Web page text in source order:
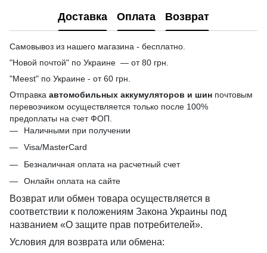
Доставка Оплата Возврат
Самовывоз из нашего магазина - бесплатно.
"Новой почтой" по Украине — от 80 грн.
"Meest" по Украине - от 60 грн.
Отправка автомобильных аккумуляторов и шин почтовым
перевозчиком осуществляется только после 100%
предоплаты на счет ФОП.
Наличными при получении
Visa/MasterCard
Безналичная оплата на расчетный счет
Онлайн оплата на сайте
Возврат или обмен товара осуществляется в
соответствии к положениям Закона Украины под
названием «О защите прав потребителей».
Условия для возврата или обмена: